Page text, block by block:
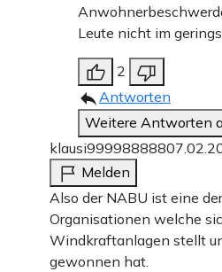
Leute nicht im
2
Antworten
Weitere Antworten
klausi999988888
Melden
Also der NABU ist eine
Organisationen welche
Windkraftanlagen stellt
gewonnen hat.